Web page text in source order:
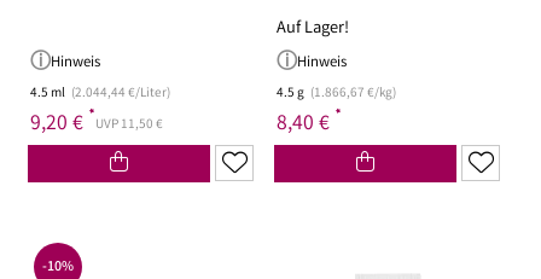
Hinweis
4.5 ml (2.044,44 €/Liter)
9,20 € *UVP 11,50 €
Auf Lager!
Hinweis
4.5 g (1.866,67 €/kg)
8,40 € *
-10%